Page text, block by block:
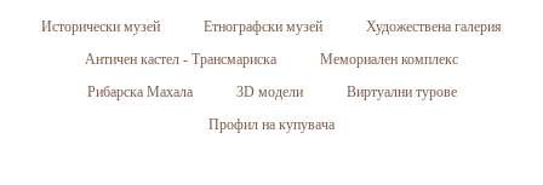
Исторически музей Етнографски музей
Художествена галерия
Античен кастел - Трансмариска
Мемориален комплекс
Рибарска Махала
3D модели
Виртуални турове
Профил на купувача